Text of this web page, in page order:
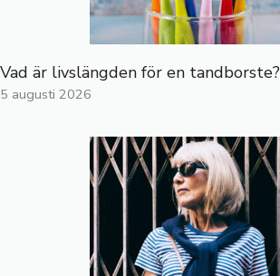
Vad är livslängden för en tandborste?
5 augusti 2026